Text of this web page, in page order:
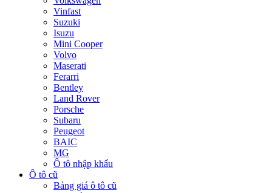
Vinfast
Suzuki
Isuzu
Mini Cooper
Volvo
Maserati
Ferarri
Bentley
Land Rover
Porsche
Subaru
Peugeot
BAIC
MG
Ô tô nhập khẩu
Ô tô cũ
Bảng giá ô tô cũ